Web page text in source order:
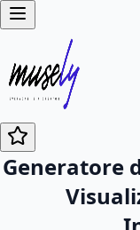
Generatore